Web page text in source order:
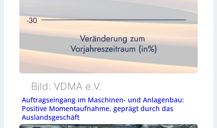
Bild: VDMA e.V.
Auftragseingang im Maschinen- und Anlagenbau:
Positive Momentaufnahme, geprägt durch das
Auslandsgeschäft